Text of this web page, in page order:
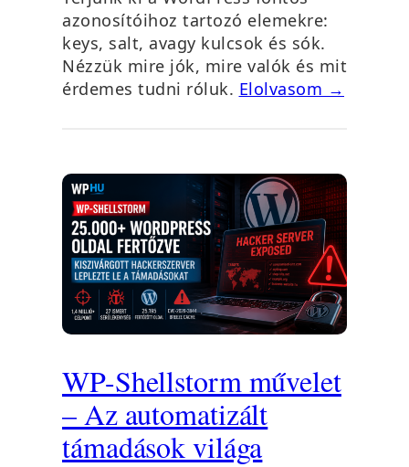
azonosítóihoz tartozó elemekre:
keys, salt, avagy kulcsok és sók.
Nézzük mire jók, mire valók és mit
érdemes tudni róluk. Elolvasom →
WP-Shellstorm művelet
– Az automatizált
támadások világa